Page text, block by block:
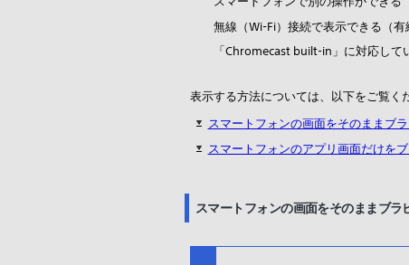
無線（Wi-Fi）接続で表示できる（有
「Chromecast built-in」に対応して
表示する方法については、以下をご覧く
スマートフォンの画面をそのままブ
スマートフォンのアプリ画面だけを
スマートフォンの画面をそのままブラ